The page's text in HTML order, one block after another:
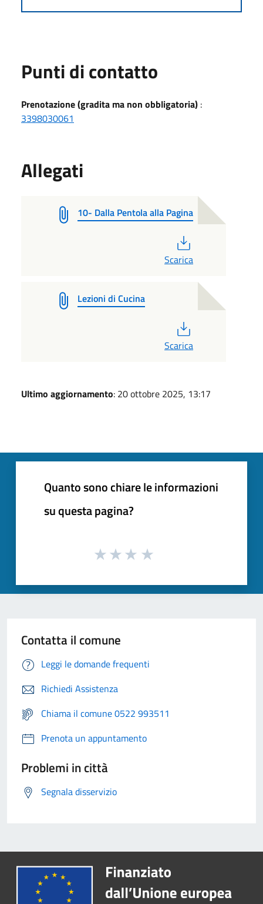
Punti di contatto
Prenotazione (gradita ma non obbligatoria) :
3398030061
Allegati
10- Dalla Pentola alla Pagina
Scarica
Lezioni di Cucina
Scarica
Ultimo aggiornamento: 20 ottobre 2025, 13:17
Quanto sono chiare le informazioni
su questa pagina?
Contatta il comune
Leggi le domande frequenti
Richiedi Assistenza
Chiama il comune 0522 993511
Prenota un appuntamento
Problemi in città
Segnala disservizio